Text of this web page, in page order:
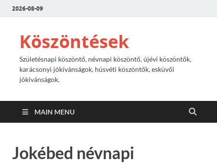
2026-08-09
Köszöntések
Születésnapi köszöntő, névnapi köszöntő, újévi köszöntők,
karácsonyi jókívánságok, húsvéti köszöntők, esküvői
jókivánságok.
MAIN MENU
Jokébed névnapi